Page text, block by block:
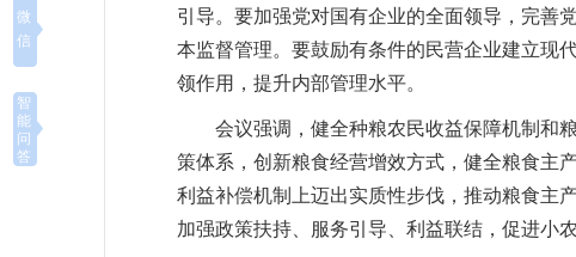
引导。要加强党对国有企业的全面领导，完善
本监督管理。要鼓励有条件的民营企业建立现
领作用，提升内部管理水平。
会议强调，健全种粮农民收益保障机制和
策体系，创新粮食经营增效方式，健全粮食主
利益补偿机制上迈出实质性步伐，推动粮食主
加强政策扶持、服务引导、利益联结，促进小
微
信
智
能
问
答